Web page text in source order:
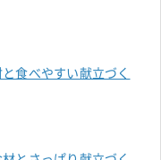
食べやすい献立づく